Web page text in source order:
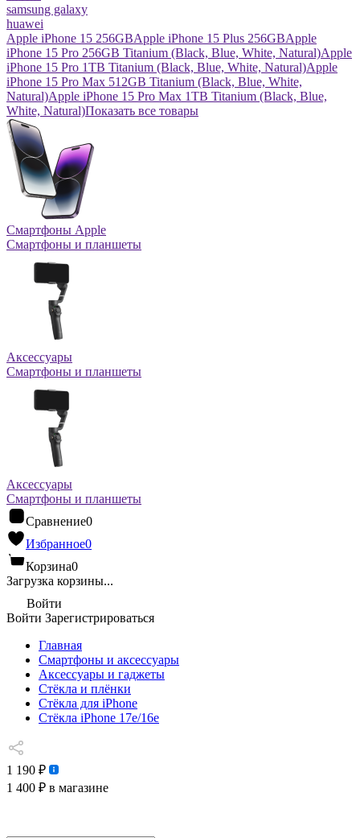
samsung galaxy
huawei
Apple iPhone 15 256GBApple iPhone 15 Plus 256GBApple
iPhone 15 Pro 256GB Titanium (Black, Blue, White, Natural)Apple
iPhone 15 Pro 1TB Titanium (Black, Blue, White, Natural)Apple
iPhone 15 Pro Max 512GB Titanium (Black, Blue, White,
Natural)Apple iPhone 15 Pro Max 1TB Titanium (Black, Blue,
White, Natural)Показать все товары
Смартфоны Apple
Смартфоны и планшеты
Аксессуары
Смартфоны и планшеты
Аксессуары
Смартфоны и планшеты
Сравнение0
Избранное0
Корзина0
Загрузка корзины...
Войти
Войти Зарегистрироваться
Главная
Смартфоны и аксессуары
Аксессуары и гаджеты
Стёкла и плёнки
Стёкла для iPhone
Стёкла iPhone 17e/16e
1 190 ₽
1 400 ₽ в магазине